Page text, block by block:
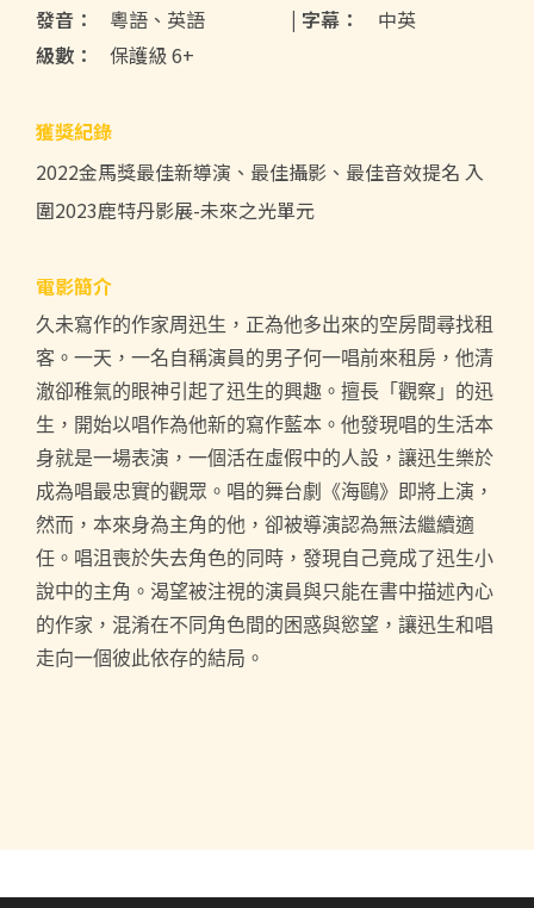
發音：
粵語、英語 | 字幕：
中英
級數：
保護級 6+
獲獎紀錄
2022金馬獎最佳新導演、最佳攝影、最佳音效提名 入
圍2023鹿特丹影展-未來之光單元
電影簡介
久未寫作的作家周迅生，正為他多出來的空房間尋找租
客。一天，一名自稱演員的男子何一唱前來租房，他清
澈卻稚氣的眼神引起了迅生的興趣。擅長「觀察」的迅
生，開始以唱作為他新的寫作藍本。他發現唱的生活本
身就是一場表演，一個活在虛假中的人設，讓迅生樂於
成為唱最忠實的觀眾。唱的舞台劇《海鷗》即將上演，
然而，本來身為主角的他，卻被導演認為無法繼續適
任。唱沮喪於失去角色的同時，發現自己竟成了迅生小
說中的主角。渴望被注視的演員與只能在書中描述內心
的作家，混淆在不同角色間的困惑與慾望，讓迅生和唱
走向一個彼此依存的結局。